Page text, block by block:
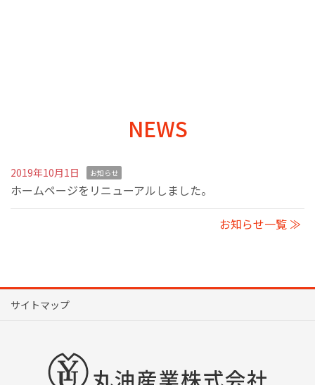
NEWS
2019年10月1日 お知らせ
ホームページをリニューアルしました。
お知らせ一覧 ≫
サイトマップ